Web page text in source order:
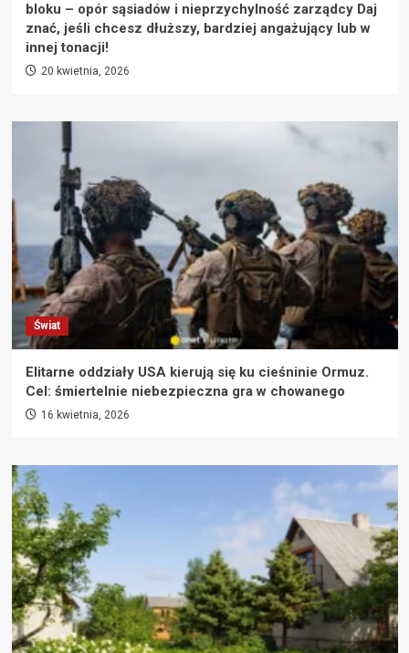
bloku – opór sąsiadów i nieprzychylność zarządcy Daj
znać, jeśli chcesz dłuższy, bardziej angażujący lub w
innej tonacji!
20 kwietnia, 2026
Świat
Elitarne oddziały USA kierują się ku cieśninie Ormuz.
Cel: śmiertelnie niebezpieczna gra w chowanego
16 kwietnia, 2026